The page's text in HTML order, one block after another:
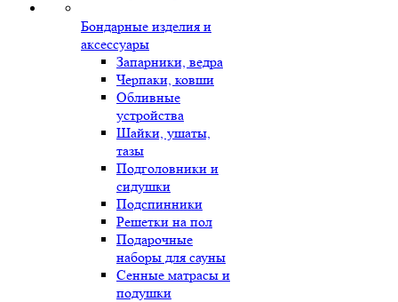
Бондарные изделия и
аксессуары
Запарники, ведра
Черпаки, ковши
Обливные
устройства
Шайки, ушаты,
тазы
Подголовники и
сидушки
Подспинники
Решетки на пол
Подарочные
наборы для сауны
Сенные матрасы и
подушки